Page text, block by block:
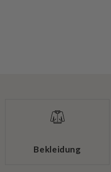
Bekleidung